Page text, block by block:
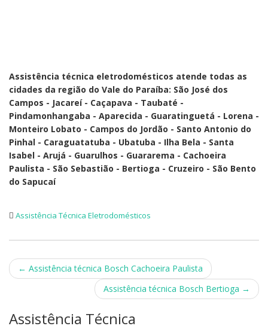
Assistência técnica eletrodomésticos atende todas as
cidades da região do Vale do Paraíba: São José dos
Campos - Jacareí - Caçapava - Taubaté -
Pindamonhangaba - Aparecida - Guaratinguetá - Lorena -
Monteiro Lobato - Campos do Jordão - Santo Antonio do
Pinhal - Caraguatatuba - Ubatuba - Ilha Bela - Santa
Isabel - Arujá - Guarulhos - Guararema - Cachoeira
Paulista - São Sebastião - Bertioga - Cruzeiro - São Bento
do Sapucaí
Assistência Técnica Eletrodomésticos
Post
navigation
← Assistência técnica Bosch Cachoeira Paulista
Assistência técnica Bosch Bertioga →
Assistência Técnica